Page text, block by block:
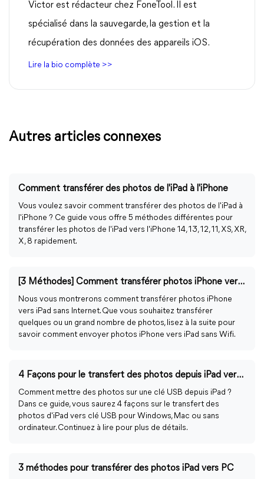
Victor est rédacteur chez FoneTool. Il est
spécialisé dans la sauvegarde, la gestion et la
récupération des données des appareils iOS.
Lire la bio complète >>
Autres articles connexes
Comment transférer des photos de l'iPad à l'iPhone
Vous voulez savoir comment transférer des photos de l'iPad à
l'iPhone ? Ce guide vous offre 5 méthodes différentes pour
transférer les photos de l'iPad vers l'iPhone 14, 13, 12, 11, XS, XR,
X, 8 rapidement.
[3 Méthodes] Comment transférer photos iPhone vers iPad sans Wifi ?
Nous vous montrerons comment transférer photos iPhone
vers iPad sans Internet. Que vous souhaitez transférer
quelques ou un grand nombre de photos, lisez à la suite pour
savoir comment envoyer photos iPhone vers iPad sans Wifi.
4 Façons pour le transfert des photos depuis iPad vers clé USB
Comment mettre des photos sur une clé USB depuis iPad ?
Dans ce guide, vous saurez 4 façons sur le transfert des
photos d'iPad vers clé USB pour Windows, Mac ou sans
ordinateur. Continuez à lire pour plus de détails.
3 méthodes pour transférer des photos iPad vers PC